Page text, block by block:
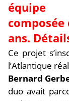
équipe
composée
ans.
Ce projet
l’Atlantique
Bernard
duo avait